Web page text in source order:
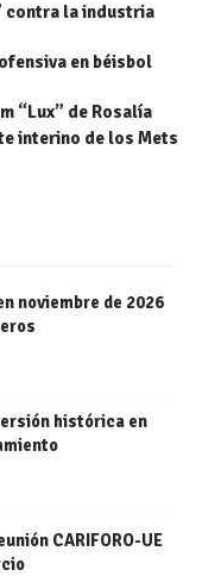
contra la industria
en béisbol
“Lux” de Rosalía
interino de los Mets
noviembre de 2026
histórica en
CARIFORO-UE